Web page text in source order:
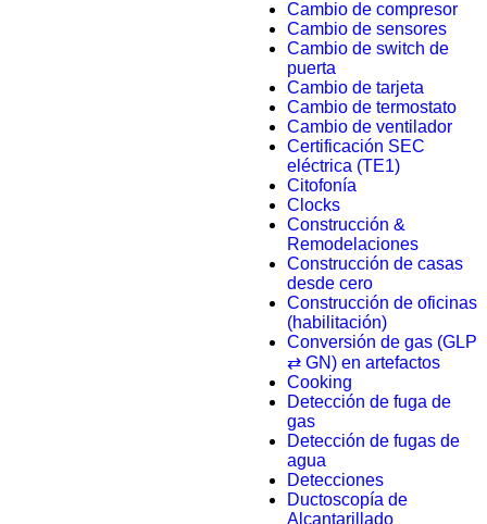
Cambio de compresor
Cambio de sensores
Cambio de switch de
puerta
Cambio de tarjeta
Cambio de termostato
Cambio de ventilador
Certificación SEC
eléctrica (TE1)
Citofonía
Clocks
Construcción &
Remodelaciones
Construcción de casas
desde cero
Construcción de oficinas
(habilitación)
Conversión de gas (GLP
⇄ GN) en artefactos
Cooking
Detección de fuga de
gas
Detección de fugas de
agua
Detecciones
Ductoscopía de
Alcantarillado